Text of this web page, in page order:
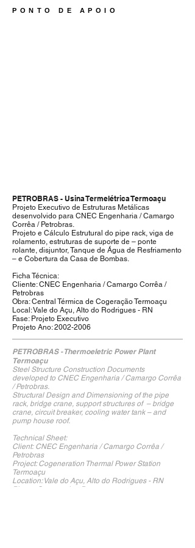
PONTO DE APOIO
1/1
PETROBRAS - Usina Termelétrica Termoaçu
Projeto Executivo de Estruturas Metálicas
desenvolvido para CNEC Engenharia / Camargo
Corrêa / Petrobras.
Projeto e Cálculo Estrutural do pipe rack, viga de
rolamento, estruturas de suporte de – ponte
rolante, disjuntor, Tanque de Água de Resfriamento
– e Cobertura da Casa de Bombas.
Ficha Técnica:
Cliente:CNEC Engenharia / Camargo Corrêa /
Petrobras
Obra: Central Térmica de Cogeração Termoaçu
Local: Vale do Açu, Alto do Rodrigues - RN
Fase: Projeto Executivo
Projeto Ano:2002-2006
PETROBRAS - Thermoeletric Power Plant
Termoaçu
Steel Structure Construction Documents
developed to CNEC Engenharia / Camargo Corrêa
/ Petrobras.
Structural Design and Dimensioning of the pipe
rack, bridge crane, support structures of – bridge
crane, circuit breaker, cooling water tank – and
pump house roof.
Technical Sheet:
Client: CNEC Engenharia / Camargo Corrêa /
Petrobras
Project: Cogeneration Thermal Power Station
Termoaçu
Location: Vale do Açu, Alto do Rodrigues - RN
Phase: Construction Documents